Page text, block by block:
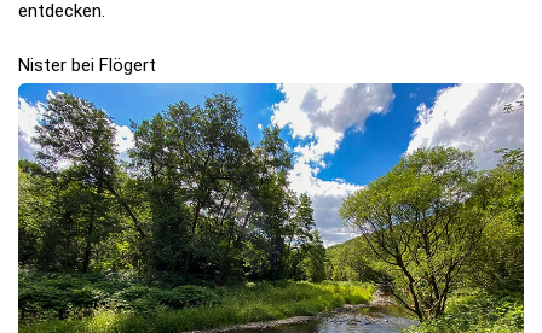
entdecken.
Nister bei Flögert